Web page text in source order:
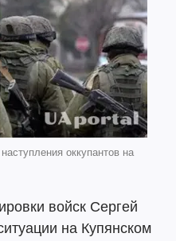
оккупантов на
войск Сергей
на Купянском